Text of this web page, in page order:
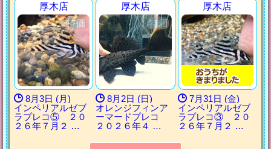
厚木店
8月3日 (月)
インペリアルゼブ
ラプレコ⑤ ２０
２６年７月２ …
厚木店
8月2日 (日)
オレンジフィンア
ーマードプレコ
２０２６年４ …
厚木店
7月31日 (金)
インペリアルゼブ
ラプレコ③ ２０
２６年７月２ …